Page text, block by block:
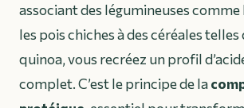
associant des légumineuses
les pois chiches à des céréales telles
quinoa, vous recréez un profil
complet. C’est le principe de la